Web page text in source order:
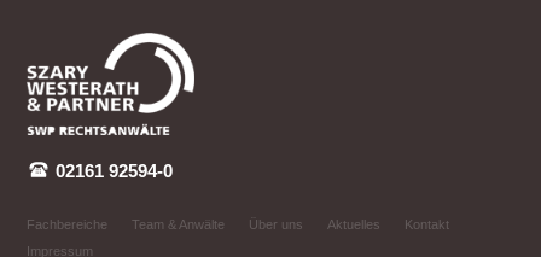
02161 92594-0
Fachbereiche Team & Anwälte Über uns Aktuelles
Kontakt
Impressum